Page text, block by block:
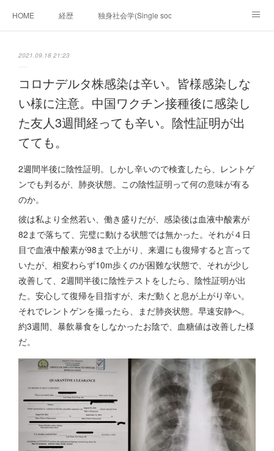
HOME 経歴 独身社会学(Single sociology)と高齢化社会学
移動出来て、工場で作る建物。未来２１００研究所
フィリピンの問題点 フィリピンの歴史
フィリピン経済談義
未来２１００研究所他のアイデアマニラ男の手料理 総集編
https://globalclub.amebaownd.com/
2021.09.18 21:23
コロナデルタ株感染は辛い。皆様感染しな
い様に注意。中国ワクチン接種後に感染し
た友人3週間経っても辛い。陰性証明が出
てても。
2週間半後に陰性証明。しかし辛いので検査したら、レントゲ
ンでも判るが、肺炎状態。この陰性証明って何の意味が有る
のか。
彼は私より全然若い、働き盛りだが、感染後は血液中酸素が
82まで落ちて、完璧に動ける状態では無かった。それが４日
目で血液中酸素が98まで上がり、来週にも復帰すると言って
いたが、相変わらず10m歩くのが困難な状態で、それが少し
改善して、2週間半後に陰性テストをしたら、陰性証明が出
た。安心して復帰を目指すが、未だ動くと息が上がり辛い。
それでレントゲンを撮ったら、まだ肺炎状態。早速安静へ。
約3週間、暴飲暴食をしなかったお陰で、血糖値は改善した様
だ。